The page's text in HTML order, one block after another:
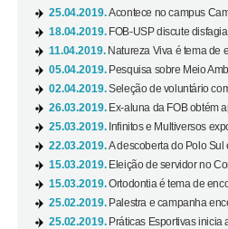
25.04.2019.Acontece no campus
18.04.2019. FOB-USP discute
11.04.2019. Natureza Viva é tema de
05.04.2019. Pesquisa sobre Meio
02.04.2019.Seleção de voluntário
26.03.2019. Ex-aluna da FOB obtém
25.03.2019. Infinitos e Multiversos
22.03.2019.A descoberta do Polo Sul
15.03.2019. Eleição de servidor no
15.03.2019.Ortodontia é tema de
25.02.2019. Palestra e campanha
25.02.2019. Práticas Esportivas inicia